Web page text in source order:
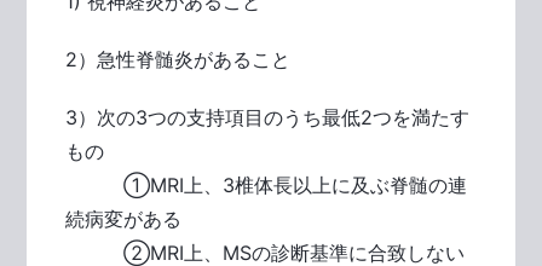
2）急性脊髄炎があること
3）次の3つの支持項目のうち最低2つを満たす
もの
①MRI上、3椎体長以上に及ぶ脊髄の連
続病変がある
②MRI上、MSの診断基準に合致しない